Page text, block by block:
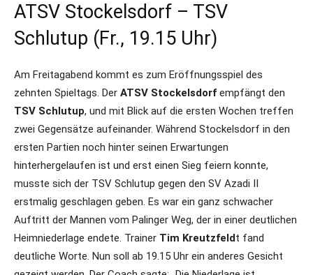
ATSV Stockelsdorf – TSV
Schlutup (Fr., 19.15 Uhr)
Am Freitagabend kommt es zum Eröffnungsspiel des
zehnten Spieltags. Der ATSV Stockelsdorf empfängt den
TSV Schlutup, und mit Blick auf die ersten Wochen treffen
zwei Gegensätze aufeinander. Während Stockelsdorf in den
ersten Partien noch hinter seinen Erwartungen
hinterhergelaufen ist und erst einen Sieg feiern konnte,
musste sich der TSV Schlutup gegen den SV Azadi II
erstmalig geschlagen geben. Es war ein ganz schwacher
Auftritt der Mannen vom Palinger Weg, der in einer deutlichen
Heimniederlage endete. Trainer Tim Kreutzfeldt fand
deutliche Worte. Nun soll ab 19.15 Uhr ein anderes Gesicht